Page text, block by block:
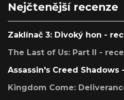
Nejčtenější recenze
Zaklínač 3: Divoký hon -
The Last of Us: Part II -
Assassin's Creed Shadows
Kingdom Come: